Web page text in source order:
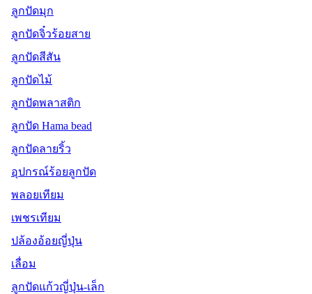
ลูกปัดมุก
ลูกปัดจิ๋วร้อยสาย
ลูกปัดสีสัน
ลูกปัดไม้
ลูกปัดพลาสติก
ลูกปัด Hama bead
ลูกปัดลายริ้ว
อุปกรณ์ร้อยลูกปัด
พลอยเทียม
เพชรเทียม
ปล้องอ้อยญี่ปุ่น
เลื่อม
ลูกปัดแก้วญี่ปุ่น-เล็ก